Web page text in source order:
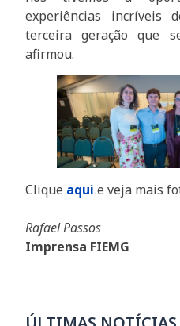
experiências incríveis
terceira geração que
afirmou.
Clique aqui e veja mais
Rafael Passos
Imprensa FIEMG